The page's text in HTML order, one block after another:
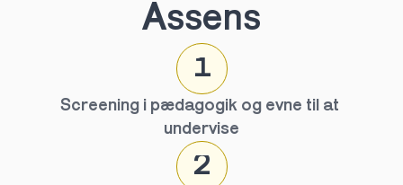
Assens
1
Screening i pædagogik og evne til at
undervise
2